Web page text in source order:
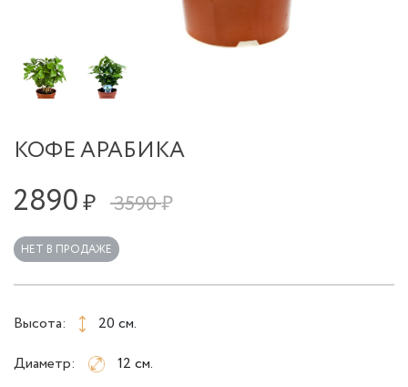
КОФЕ АРАБИКА
2890₽ 3590 ₽
НЕТ В ПРОДАЖЕ
Высота:
20 см.
Диаметр:
12 см.